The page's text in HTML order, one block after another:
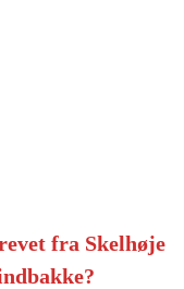
fra Skelhøje